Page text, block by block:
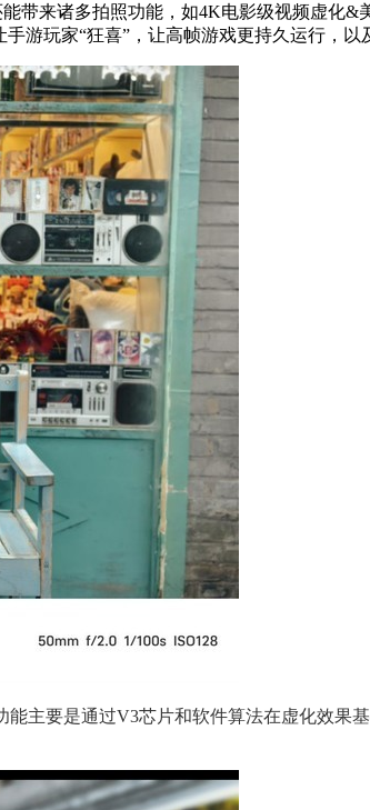
带来诸多拍照功能，如4K电影级视频虚化
游玩家“狂喜”，让高帧游戏更持久运行，以
主要是通过V3芯片和软件算法在虚化效